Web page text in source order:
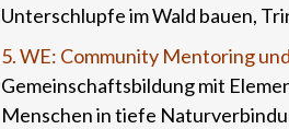
Unterschlupfe im Wald bauen,
5. WE: Community Mentoring
Gemeinschaftsbildung mit
Menschen in tiefe